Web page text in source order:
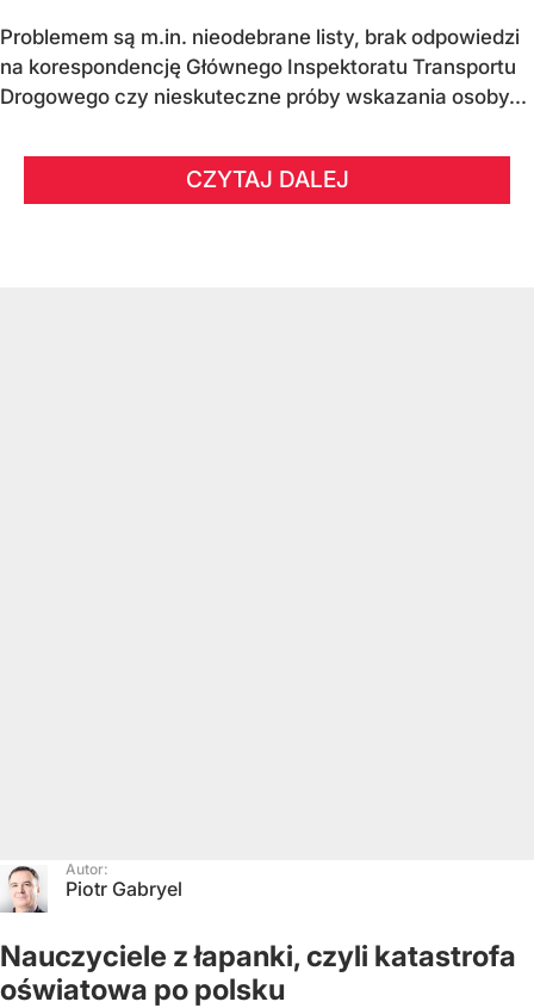
Problemem są m.in. nieodebrane listy, brak odpowiedzi
na korespondencję Głównego Inspektoratu Transportu
Drogowego czy nieskuteczne próby wskazania osoby...
CZYTAJ DALEJ
Autor:
Piotr Gabryel
Nauczyciele z łapanki, czyli katastrofa
oświatowa po polsku